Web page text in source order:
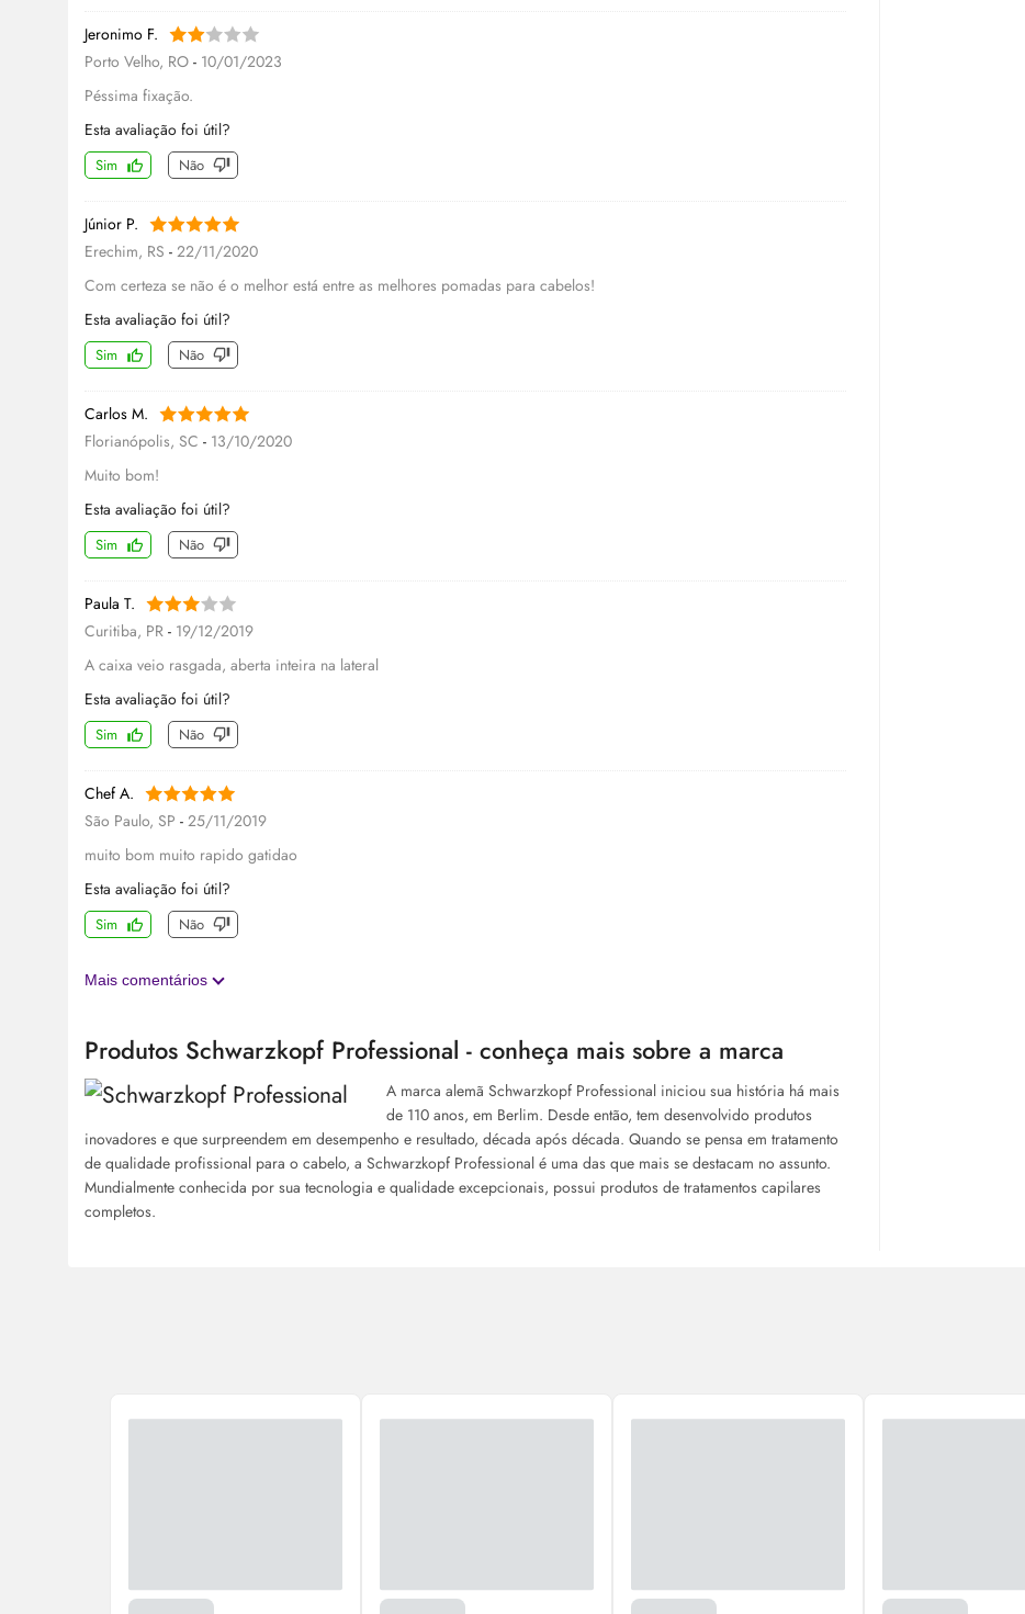
Jeronimo F.
Porto Velho, RO - 10/01/2023
Péssima fixação.
Esta avaliação foi útil?
Sim Não
Júnior P.
Erechim, RS - 22/11/2020
Com certeza se não é o melhor está entre as melhores pomadas para cabelos!
Esta avaliação foi útil?
Sim Não
Carlos M.
Florianópolis, SC - 13/10/2020
Muito bom!
Esta avaliação foi útil?
Sim Não
Paula T.
Curitiba, PR - 19/12/2019
A caixa veio rasgada, aberta inteira na lateral
Esta avaliação foi útil?
Sim Não
Chef A.
São Paulo, SP - 25/11/2019
muito bom muito rapido gatidao
Esta avaliação foi útil?
Sim Não
Mais comentários
Produtos Schwarzkopf Professional - conheça mais sobre a marca
A marca alemã Schwarzkopf Professional iniciou sua história há mais
de 110 anos, em Berlim. Desde então, tem desenvolvido produtos
inovadores e que surpreendem em desempenho e resultado, década após década. Quando se pensa em tratamento
de qualidade profissional para o cabelo, a Schwarzkopf Professional é uma das que mais se destacam no assunto.
Mundialmente conhecida por sua tecnologia e qualidade excepcionais, possui produtos de tratamentos capilares
completos.